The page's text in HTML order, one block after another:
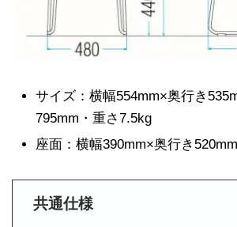
サイズ：横幅554mm×奥行き
795mm・重さ7.5kg
座面：横幅390mm×奥行き
共通仕様